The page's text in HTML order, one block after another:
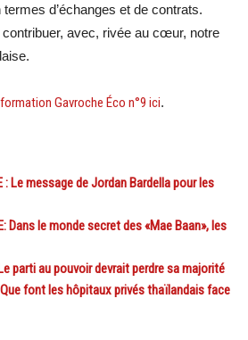
d’échanges et de contrats.
avec, rivée au cœur, notre
Gavroche Éco n°9 ici.
: Le message de Jordan Bardella pour les
Dans le monde secret des «Mae Baan», les
parti au pouvoir devrait perdre sa majorité
Que font les hôpitaux privés thaïlandais face